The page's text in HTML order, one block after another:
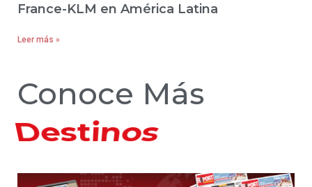
France-KLM en América Latina
Leer más »
Conoce Más
Hoteles